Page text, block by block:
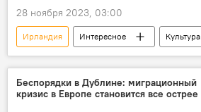
28 ноября 2023, 03:00
Ирландия Интересное
Культура
Литература
Премия Букера
Беспорядки в Дублине: миграционный
кризис в Европе становится все острее